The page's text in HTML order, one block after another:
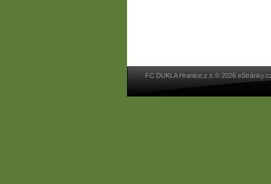
FC DUKLA Hranice,z.s.© 2026